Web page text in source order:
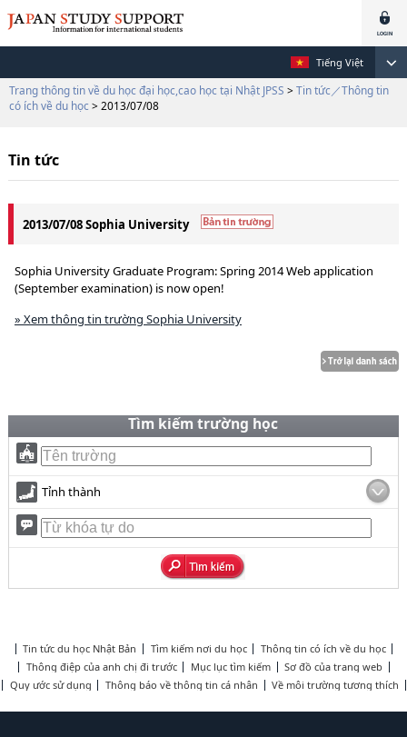
Tiếng Việt
Trang thông tin về du học đại học,cao học tại Nhật JPSS > Tin tức／Thông tin
có ích về du học > 2013/07/08
Tin tức
2013/07/08 Sophia University
Sophia University Graduate Program: Spring 2014 Web application
(September examination) is now open!
» Xem thông tin trường Sophia University
Tìm kiếm trường học
Tỉnh thành
Tin tức du học Nhật Bản Tìm kiếm nơi du học
Thông tin có ích về du học
Thông điệp của anh chị đi trước
Mục lục tìm kiếm
Sơ đồ của trang web
Quy ước sử dụng
Thông báo về thông tin cá nhân Về môi trường tương thích